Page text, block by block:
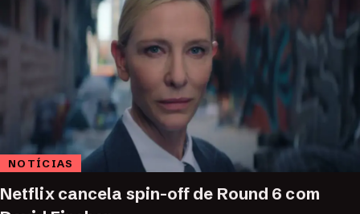
NOTÍCIAS
Netflix cancela spin-off de Round 6 com